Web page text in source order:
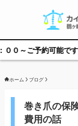
可能です。簡単
ホーム ブログ
巻き爪の保
費用の話